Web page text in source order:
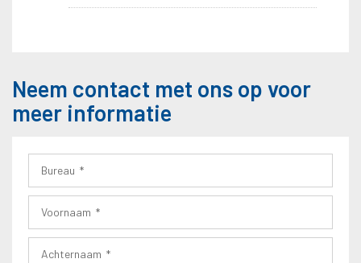
Neem contact met ons op voor
meer informatie